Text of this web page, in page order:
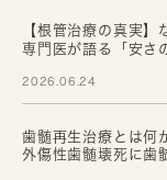
【根管治療の真実
専門医が語る「安さ
2026.06.24
歯髄再生治療とは何
外傷性歯髄壊死に歯